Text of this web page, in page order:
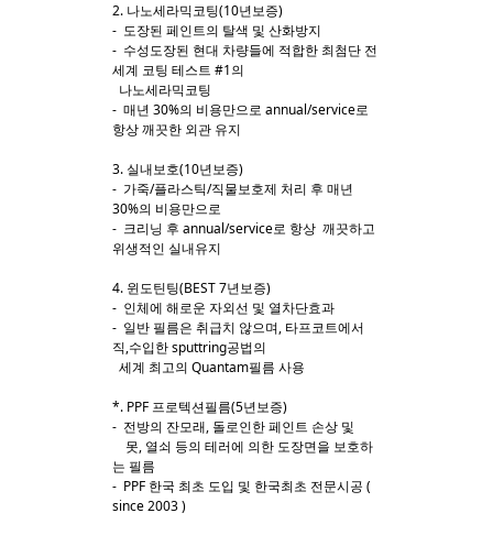
2. 나노세라믹코팅(10년보증)
- 도장된 페인트의 탈색 및 산화방지
- 수성도장된 현대 차량들에 적합한 최첨단 전
세계 코팅 테스트 #1의
나노세라믹코팅
- 매년 30%의 비용만으로 annual/service로
항상 깨끗한 외관 유지
3. 실내보호(10년보증)
- 가죽/플라스틱/직물보호제 처리 후 매년
30%의 비용만으로
- 크리닝 후 annual/service로 항상 깨끗하고
위생적인 실내유지
4. 윈도틴팅(BEST 7년보증)
- 인체에 해로운 자외선 및 열차단효과
- 일반 필름은 취급치 않으며, 타프코트에서
직,수입한 sputtring공법의
세계 최고의 Quantam필름 사용
*. PPF 프로텍션필름(5년보증)
- 전방의 잔모래, 돌로인한 페인트 손상 및
못, 열쇠 등의 테러에 의한 도장면을 보호하
는 필름
- PPF 한국 최초 도입 및 한국최초 전문시공 (
since 2003 )